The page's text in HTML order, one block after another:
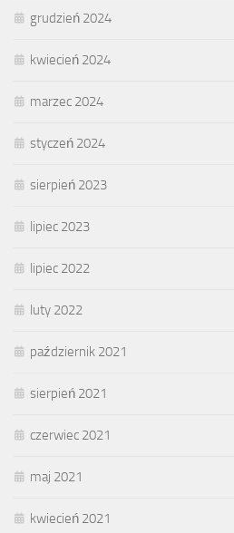
grudzień 2024
kwiecień 2024
marzec 2024
styczeń 2024
sierpień 2023
lipiec 2023
lipiec 2022
luty 2022
październik 2021
sierpień 2021
czerwiec 2021
maj 2021
kwiecień 2021